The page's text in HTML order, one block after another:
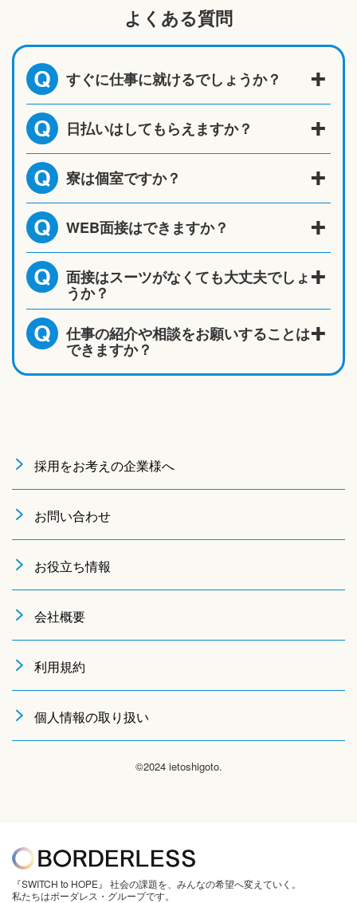
よくある質問
Q すぐに仕事に就けるでしょうか？
Q 日払いはしてもらえますか？
Q 寮は個室ですか？
Q WEB面接はできますか？
Q 面接はスーツがなくても大丈夫でしょ
うか？
Q 仕事の紹介や相談をお願いすることは
できますか？
採用をお考えの企業様へ
お問い合わせ
お役立ち情報
会社概要
利用規約
個人情報の取り扱い
©2024 ietoshigoto.
『SWITCH to HOPE』 社会の課題を、みんなの希望へ変えていく。
私たちはボーダレス・グループです。